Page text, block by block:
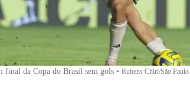
final da Copa do Brasil sem gols • Rubens Chiri/São Paulo